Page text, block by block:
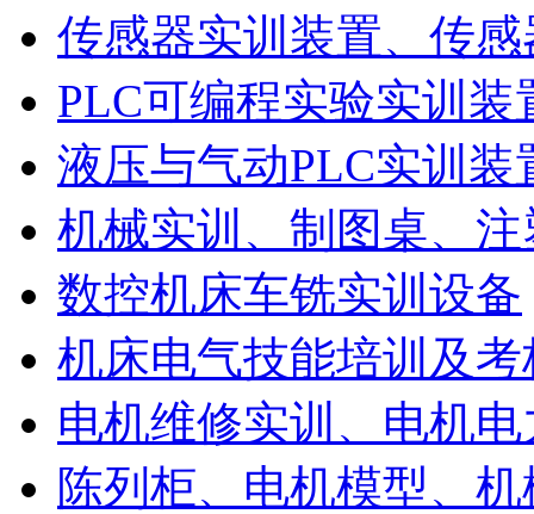
传感器实训装置、传
PLC可编程实验实训装
液压与气动PLC实训装
机械实训、制图桌、
数控机床车铣实训设备
机床电气技能培训及
电机维修实训、电机
陈列柜、电机模型、